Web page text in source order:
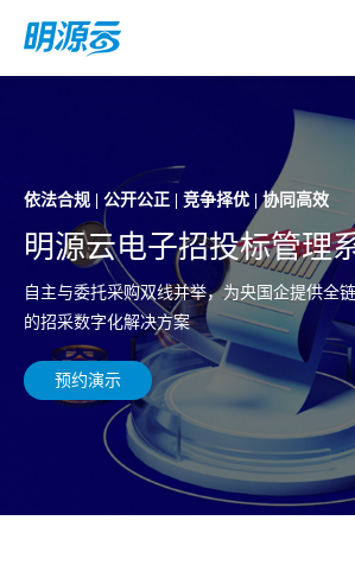
依法合规 | 公开公正 | 竞争择优 | 协同高效
明源云电子招投标管理
自主与委托采购双线并举，为央国企提供全
的招采数字化解决方案
预约演示